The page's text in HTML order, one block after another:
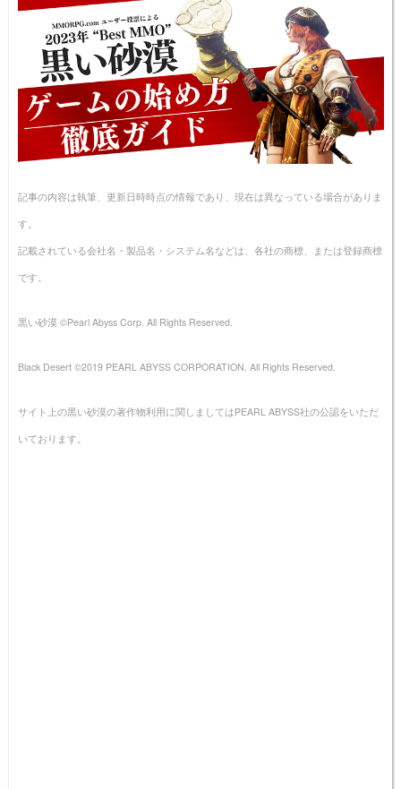
記事の内容は執筆、更新日時時点の情報であり、現在は異なっている場合がありま
す。
記載されている会社名・製品名・システム名などは、各社の商標、または登録商標
です。
黒い砂漠 ©Pearl Abyss Corp. All Rights Reserved.
Black Desert ©2019 PEARL ABYSS CORPORATION. All Rights Reserved.
サイト上の黒い砂漠の著作物利用に関しましてはPEARL ABYSS社の公認をいただ
いております。